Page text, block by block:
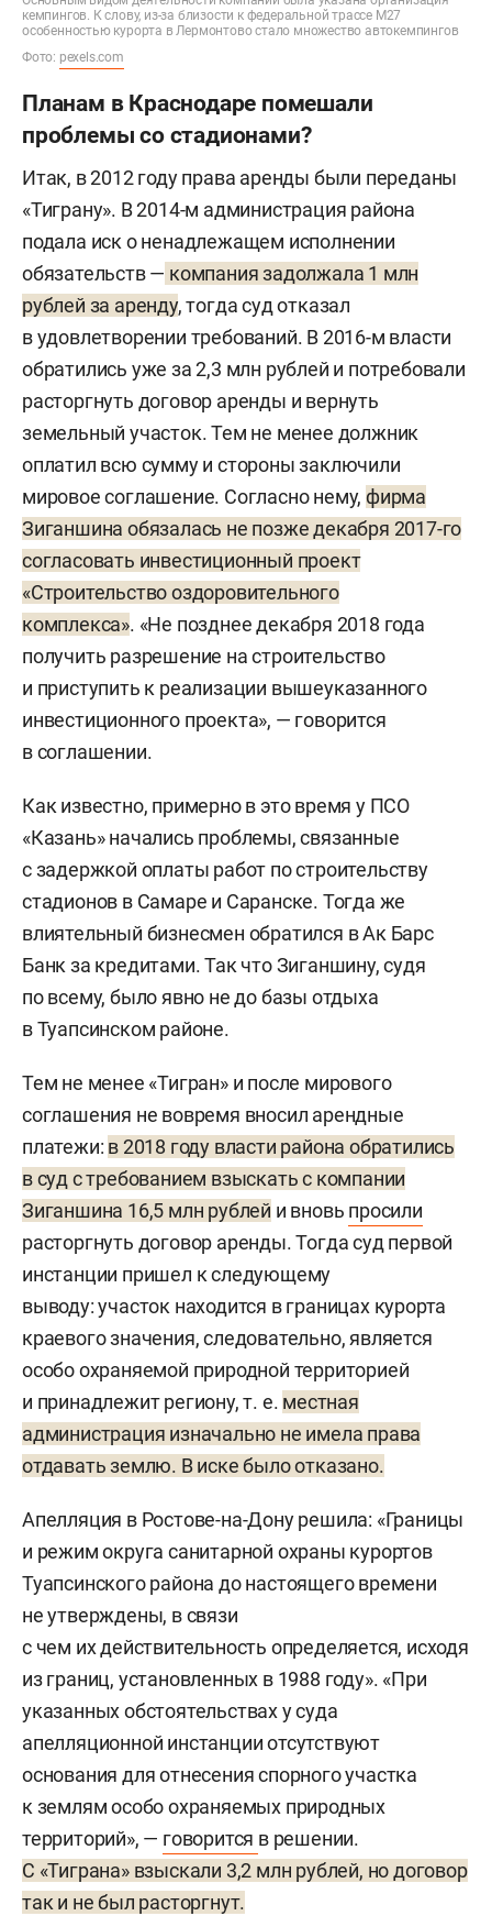
кемпингов. К слову, из-за близости к федеральной трассе М27
особенностью курорта в Лермонтово стало множество автокемпингов
Фото: pexels.com
Планам в Краснодаре помешали
проблемы со стадионами?
Итак, в 2012 году права аренды были переданы
«Тиграну». В 2014-м администрация района
подала иск о ненадлежащем исполнении
обязательств — компания задолжала 1 млн
рублей за аренду, тогда суд отказал
в удовлетворении требований. В 2016-м власти
обратились уже за 2,3 млн рублей и потребовали
расторгнуть договор аренды и вернуть
земельный участок. Тем не менее должник
оплатил всю сумму и стороны заключили
мировое соглашение. Согласно нему, фирма
Зиганшина обязалась не позже декабря 2017-го
согласовать инвестиционный проект
«Строительство оздоровительного
комплекса». «Не позднее декабря 2018 года
получить разрешение на строительство
и приступить к реализации вышеуказанного
инвестиционного проекта», — говорится
в соглашении.
Как известно, примерно в это время у ПСО
«Казань» начались проблемы, связанные
с задержкой оплаты работ по строительству
стадионов в Самаре и Саранске. Тогда же
влиятельный бизнесмен обратился в Ак Барс
Банк за кредитами. Так что Зиганшину, судя
по всему, было явно не до базы отдыха
в Туапсинском районе.
Тем не менее «Тигран» и после мирового
соглашения не вовремя вносил арендные
платежи: в 2018 году власти района обратились
в суд с требованием взыскать с компании
Зиганшина 16,5 млн рублей и вновь просили
расторгнуть договор аренды. Тогда суд первой
инстанции пришел к следующему
выводу: участок находится в границах курорта
краевого значения, следовательно, является
особо охраняемой природной территорией
и принадлежит региону, т. е. местная
администрация изначально не имела права
отдавать землю. В иске было отказано.
Апелляция в Ростове-на-Дону решила: «Границы
и режим округа санитарной охраны курортов
Туапсинского района до настоящего времени
не утверждены, в связи
с чем их действительность определяется, исходя
из границ, установленных в 1988 году». «При
указанных обстоятельствах у суда
апелляционной инстанции отсутствуют
основания для отнесения спорного участка
к землям особо охраняемых природных
территорий», — говорится в решении.
С «Тиграна» взыскали 3,2 млн рублей, но договор
так и не был расторгнут.